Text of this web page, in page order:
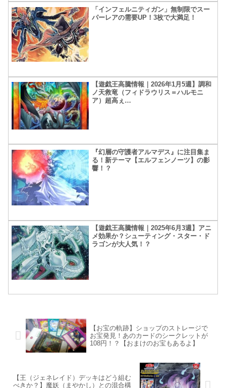
「インフェルニティガン」無制限でスー
パーレアの需要UP！3枚で大満足！
【遊戯王高騰情報｜2026年1月5週】調和
ノ天救竜（フィドラウリス＝ハルモニ
ア）超高ぇ…
『幻層の守護者アルマデス』に注目集ま
る！新テーマ【エルフェンノーツ】の影
響！？
【遊戯王高騰情報｜2025年6月3週】アニ
メ効果か？シューティング・スター・ド
ラゴンが大人気！？
【お宝の軌跡】ショップのストレージで
お宝発見！あのカードのシークレットが
108円！？【おまけのお宝もあるよ】
【王（ジェネレイド）デッキはどう組む
べきか？】魔妖（まやかし）との混合構